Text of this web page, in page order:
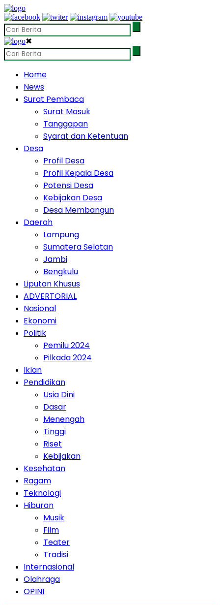
✖
Home
News
Surat Pembaca
Surat Masuk
Tanggapan
Syarat dan Ketentuan
Desa
Profil Desa
Profil Kepala Desa
Potensi Desa
Kebijakan Desa
Desa Membangun
Daerah
Lampung
Sumatera Selatan
Jambi
Bengkulu
Liputan Khusus
ADVERTORIAL
Nasional
Ekonomi
Politik
Pemilu 2024
Pilkada 2024
Iklan
Pendidikan
Usia Dini
Dasar
Menengah
Tinggi
Riset
Kebijakan
Kesehatan
Ragam
Teknologi
Hiburan
Musik
Film
Teater
Tradisi
Internasional
Olahraga
OPINI